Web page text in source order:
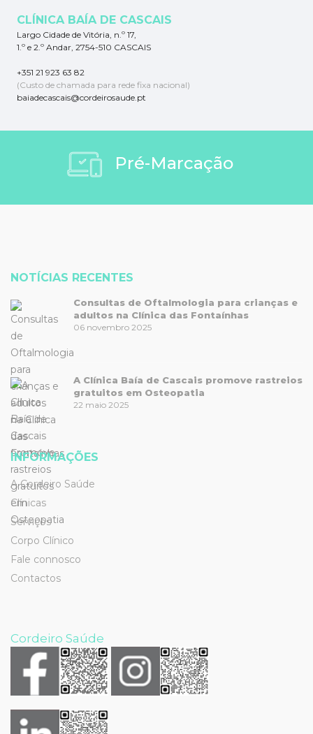
CLÍNICA BAÍA DE CASCAIS
Largo Cidade de Vitória, n.º 17,
1.º e 2.º Andar, 2754-510 CASCAIS
+351 21 923 63 82
(Custo de chamada para rede fixa nacional)
baiadecascais@cordeirosaude.pt
Pré-Marcação
NOTÍCIAS RECENTES
Consultas de Oftalmologia para crianças e
adultos na Clínica das Fontaínhas
06 novembro 2025
A Clínica Baía de Cascais promove rastreios
gratuitos em Osteopatia
22 maio 2025
INFORMAÇÕES
A Cordeiro Saúde
Clínicas
Serviços
Corpo Clínico
Fale connosco
Contactos
Cordeiro Saúde